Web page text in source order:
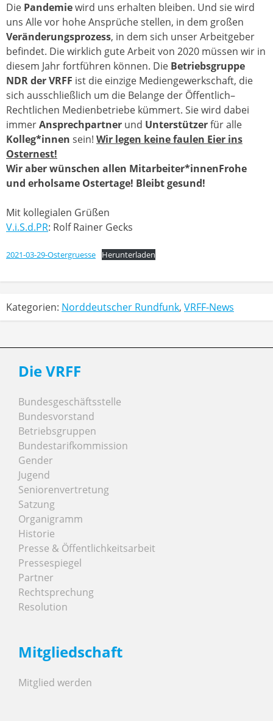
Die Pandemiewird uns erhalten bleiben. Und sie wird
uns Alle vor hohe Ansprüche stellen, in dem großen
Veränderungsprozess, in dem sich unser Arbeitgeber
befindet. Die wirklich gute Arbeit von 2020 müssen wir in
diesem Jahr fortführen können. Die Betriebsgruppe
NDR der VRFF ist die einzige Mediengewerkschaft, die
sich ausschließlich um die Belange der Öffentlich–
Rechtlichen Medienbetriebe kümmert. Sie wird dabei
immerAnsprechpartner und Unterstützerfür alle
Kolleg*innen sein! Wir legen keine faulen Eier ins
Osternest!
Wir aber wünschen allen Mitarbeiter*innenFrohe
und erholsame Ostertage! Bleibt gesund!
Mit kollegialen Grüßen
V.i.S.d.PR: Rolf Rainer Gecks
2021-03-29-Ostergruesse Herunterladen
Kategorien: Norddeutscher Rundfunk, VRFF-News
Die VRFF
Bundesgeschäftsstelle
Bundesvorstand
Betriebsgruppen
Bundestarifkommission
Gender
Jugend
Seniorenvertretung
Satzung
Organigramm
Historie
Presse & Öffentlichkeitsarbeit
Pressespiegel
Partner
Rechtsprechung
Resolution
Mitgliedschaft
Mitglied werden